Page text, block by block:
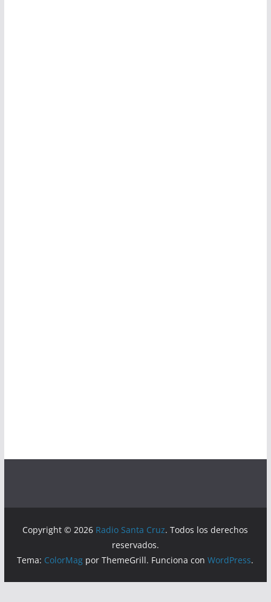
Copyright © 2026 Radio Santa Cruz. Todos los derechos
reservados.
Tema: ColorMag por ThemeGrill. Funciona conWordPress.